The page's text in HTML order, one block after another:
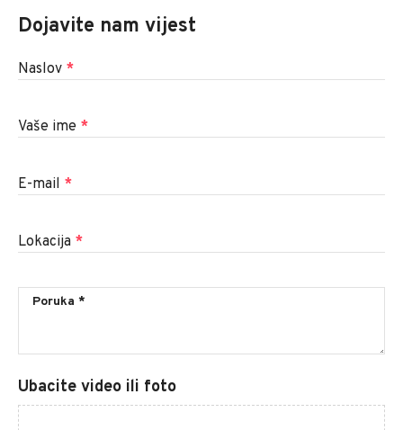
Dojavite nam vijest
Naslov *
Vaše ime *
E-mail *
Lokacija *
Ubacite video ili foto